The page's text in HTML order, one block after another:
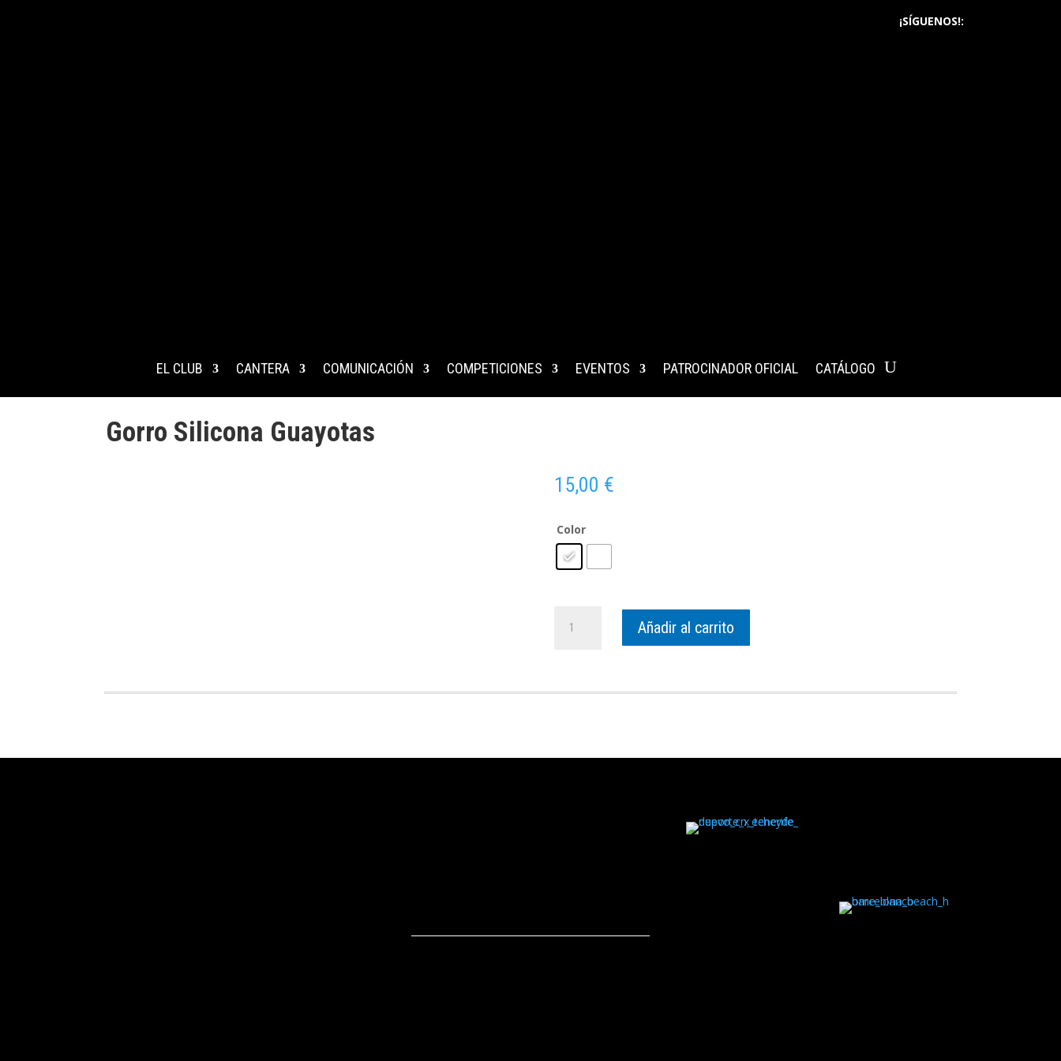
¡SÍGUENOS!:
EL CLUB CANTERA COMUNICACIÓN COMPETICIONES EVENTOS PATROCINADOR OFICIAL CATÁLOGO
Gorro Silicona Guayotas
15,00 €
Color
Silicona
Añadir al carrito